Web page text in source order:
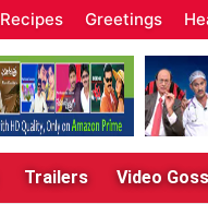
Recipes Greetings
Trailers Video